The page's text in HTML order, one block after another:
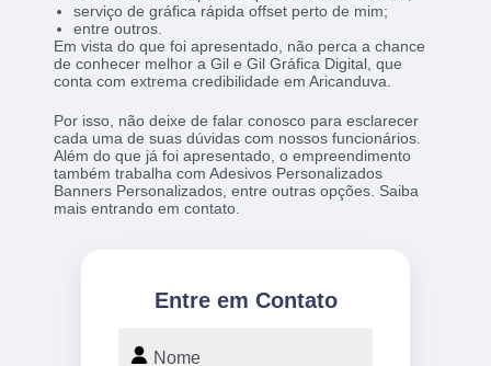
serviço de gráfica rápida offset perto de mim;
entre outros.
Em vista do que foi apresentado, não perca a chance
de conhecer melhor a Gil e Gil Gráfica Digital, que
conta com extrema credibilidade em Aricanduva.
Por isso, não deixe de falar conosco para esclarecer
cada uma de suas dúvidas com nossos funcionários.
Além do que já foi apresentado, o empreendimento
também trabalha com Adesivos Personalizados
Banners Personalizados, entre outras opções. Saiba
mais entrando em contato.
Entre em Contato